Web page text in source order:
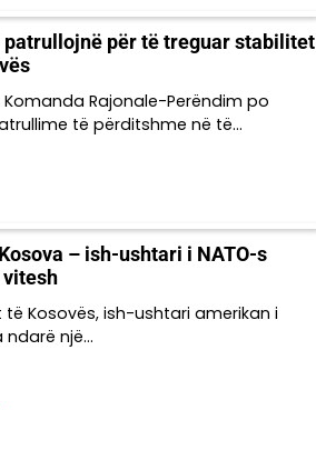
patrullojnë për të treguar stabilitet
Komanda Rajonale-Perëndim po
të përditshme në të…
– ish-ushtari i NATO-s
vitesh
të Kosovës, ish-ushtari amerikan i
ndarë një…